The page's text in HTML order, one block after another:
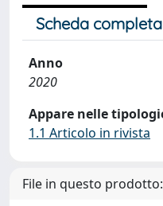
Scheda
Anno
2020
Appare nelle
1.1 Articolo in rivista
File in questo prodotto: